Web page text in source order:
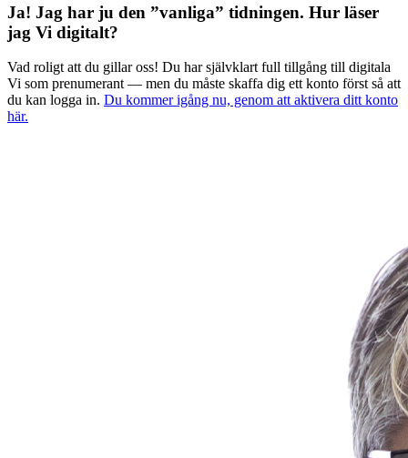
Ja! Jag har ju den ”vanliga” tidningen. Hur läser
jag Vi digitalt?
Vad roligt att du gillar oss! Du har självklart full tillgång till digitala
Vi som prenumerant — men du måste skaffa dig ett konto först så att
du kan logga in. Du kommer igång nu, genom att aktivera ditt konto
här.